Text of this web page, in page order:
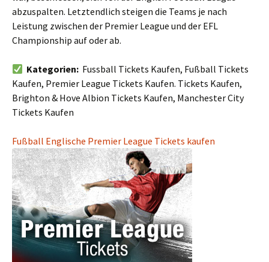
abzuspalten. Letztendlich steigen die Teams je nach
Leistung zwischen der Premier League und der EFL
Championship auf oder ab.
Kategorien: Fussball Tickets Kaufen, Fußball Tickets
Kaufen, Premier League Tickets Kaufen. Tickets Kaufen,
Brighton & Hove Albion Tickets Kaufen, Manchester City
Tickets Kaufen
Fußball Englische Premier League Tickets kaufen